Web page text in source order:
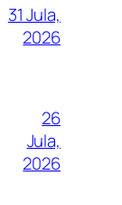
31 Jula,
2026
26
Jula,
2026